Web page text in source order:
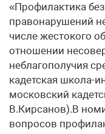
«Профилактика
правонарушений
числе жестокого
отношении
неблагополучия
кадетская школа-
московский
В.Кирсанов).В
вопросов